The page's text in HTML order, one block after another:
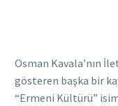
Osman Kavala’nın
gösteren başka bir
“Ermeni Kültürü”